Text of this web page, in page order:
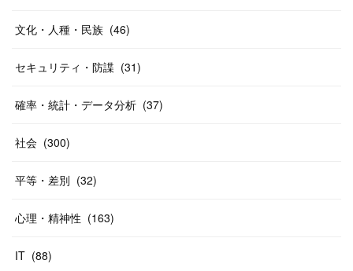
文化・人種・民族 (46)
セキュリティ・防諜 (31)
確率・統計・データ分析 (37)
社会 (300)
平等・差別 (32)
心理・精神性 (163)
IT (88)